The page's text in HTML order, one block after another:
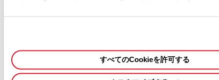
すべてのCookieを許可する
・当社は機会均等な雇用を実現し、多様性を尊重しています。
・お預かりした個人情報は、採用および入社手続きにのみ使用いた
します。詳細については、個人情報規約をご覧ください。